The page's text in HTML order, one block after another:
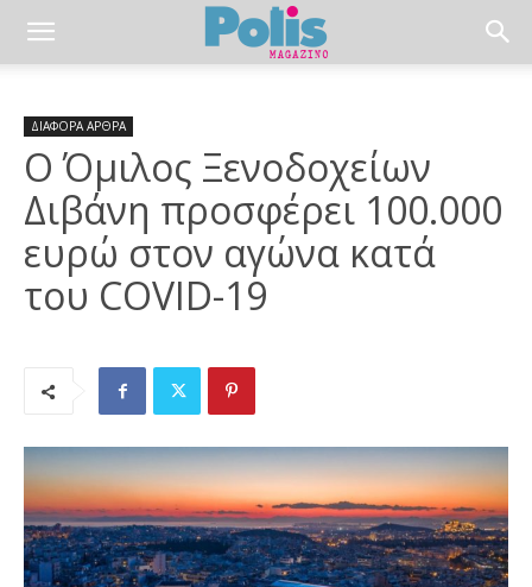
ΔΙΑΦΟΡΑ ΑΡΘΡΑ
Ο Όμιλος Ξενοδοχείων
Διβάνη προσφέρει 100.000
ευρώ στον αγώνα κατά
του COVID-19